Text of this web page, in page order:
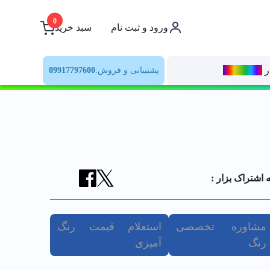
ورود و ثبت نام سبد خرید
0
پشتیبانی و فروش:09917797600
اشتراک بزار :
مشاوره تخصصی
رنگ
استعلام قیمت رنگ
آمیزی